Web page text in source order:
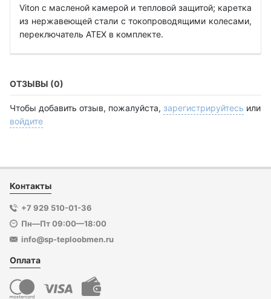
Viton с масленой камерой и тепловой защитой; каретка
из нержавеющей стали с токопроводящими колесами,
переключатель ATEX в комплекте.
ОТЗЫВЫ (0)
Чтобы добавить отзыв, пожалуйста, зарегистрируйтесь или
войдите
Контакты
+7 929 510-01-36
Пн—Пт 09:00—18:00
info@sp-teploobmen.ru
Оплата